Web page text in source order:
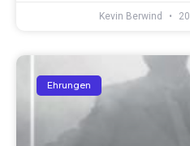
Kevin Berwind
Ehrungen